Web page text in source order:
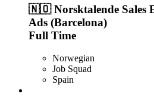
🇳🇴 Norsktalende Sales
Ads (Barcelona)
Full Time
Norwegian
Job Squad
Spain